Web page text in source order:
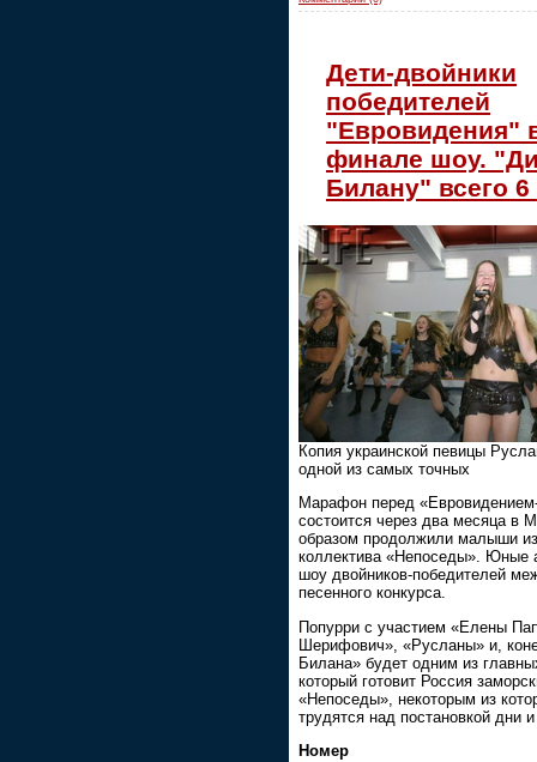
Дети-двойники
победителей
"Евровидения"
финале шоу.
Билану" всего 6
Копия украинской певицы
одной из самых точных
Марафон перед
состоится через два месяца в
образом продолжили малыши из
коллектива «Непоседы». Юные
шоу двойников-победителей
песенного конкурса.
Попурри с участием «Елены
Шерифович», «Русланы» и,
Билана» будет одним из
который готовит Россия
«Непоседы», некоторым из
трудятся над постановкой дни
Номер